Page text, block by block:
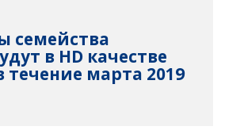
семейства
в HD качестве
течение марта 2019